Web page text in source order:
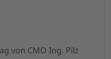
von CMO Ing. Pilz